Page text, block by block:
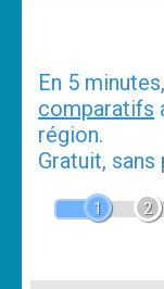
En 5
comparatifs
région.
Gratuit, sans
1 2